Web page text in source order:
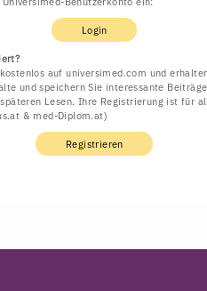
Login
auf universimed.com und
und speichern Sie interessante
Lesen. Ihre Registrierung ist für
& med-Diplom.at)
Registrieren